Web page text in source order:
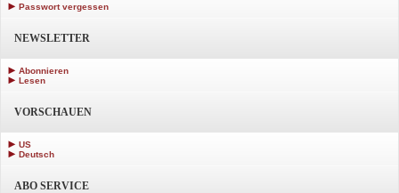
Passwort vergessen
NEWSLETTER
Abonnieren
Lesen
VORSCHAUEN
US
Deutsch
ABO SERVICE